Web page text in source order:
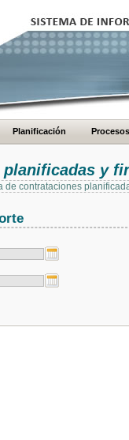
Planificación Procesos
y
de contrataciones